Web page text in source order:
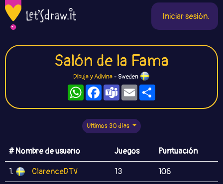
Iniciar sesión.
Salón de la Fama
Dibuja y Adivina- Sweden
WhatsAppFacebook
TeamsEmail
Ultimos 30 días
# Nombre de usuario Juegos Puntuación
1. ClarenceDTV 13 106